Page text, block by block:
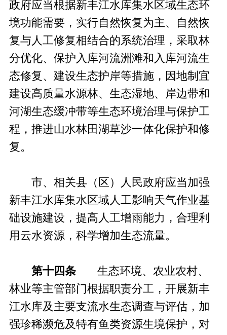
政府应当根据新丰江水库集水区域生态环
境功能需要，实行自然恢复为主、自然恢
复与人工修复相结合的系统治理，采取林
分优化、保护入库河流洲滩和入库河流生
态修复、建设生态护岸等措施，因地制宜
建设高质量水源林、生态湿地、岸边带和
河湖生态缓冲带等生态环境治理与保护工
程，推进山水林田湖草沙一体化保护和修
复。
市、相关县（区）人民政府应当加强
新丰江水库集水区域人工影响天气作业基
础设施建设，提高人工增雨能力，合理利
用云水资源，科学增加生态流量。
第十四条 生态环境、农业农村、
林业等主管部门根据职责分工，开展新丰
江水库及主要支流水生态调查与评估，加
强珍稀濒危及特有鱼类资源生境保护，对